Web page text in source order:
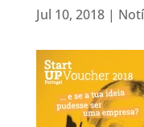
Jul 10, 2018|